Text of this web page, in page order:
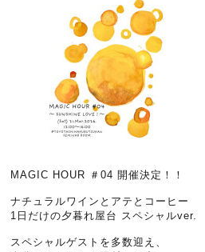
MAGIC HOUR ＃04 開催決定！！
ナチュラルワインとアテとコーヒー
1日だけの夕暮れ屋台 スペシャルver.
スペシャルゲストを多数迎え、